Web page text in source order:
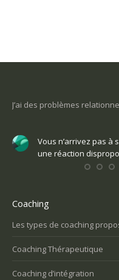
J’ai des problèmes
Vous n’arrivez pas à
une réaction
Coaching
Les types de coaching
Coaching Thérapeutique
Coaching d’intégration